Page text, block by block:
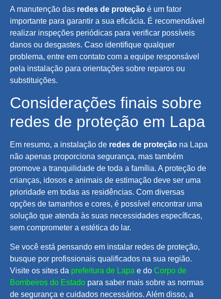
A manutenção das redes de proteção é um fator
importante para garantir a sua eficácia. É recomendável
realizar inspeções periódicas para verificar possíveis
danos ou desgastes. Caso identifique qualquer
problema, entre em contato com a equipe responsável
pela instalação para orientações sobre reparos ou
substituições.
Considerações finais sobre
redes de proteção em Lapa
Em resumo, a instalação de redes de proteção na Lapa
não apenas proporciona segurança, mas também
promove a tranquilidade de toda a família. A proteção de
crianças, idosos e animais de estimação deve ser uma
prioridade em todas as residências. Com diversas
opções de tamanhos e cores, é possível encontrar uma
solução que atenda às suas necessidades específicas,
sem comprometer a estética do lar.
Se você está pensando em instalar redes de proteção,
busque por profissionais qualificados na sua região.
Visite os sites da prefeitura de Lapa e do Corpo de
Bombeiros do Estado para saber mais sobre as normas
de segurança e cuidados necessários. Além disso, a